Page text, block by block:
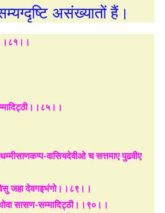
असंख्यातों हैं।
वासियदेवीओ च सत्तमाए पुढवीए
जहा देवगइभंगो।।८९।।
सासण-सम्मादिट्ठी।।९०।।